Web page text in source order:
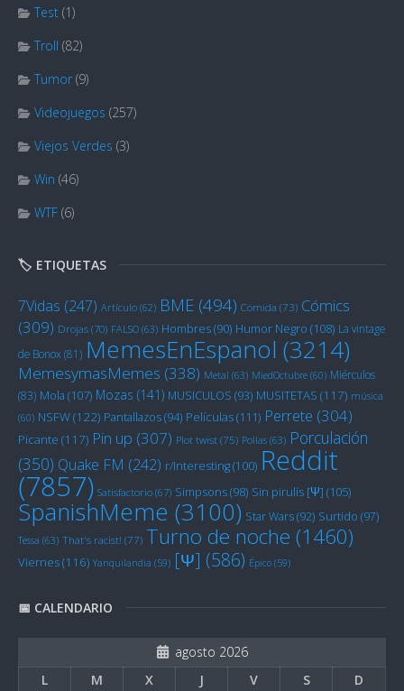
Test (1)
Troll (82)
Tumor (9)
Videojuegos (257)
Viejos Verdes (3)
Win (46)
WTF (6)
🏷️ ETIQUETAS
7Vidas (247) Artículo (62) BME (494) Comida (73) Cómics
(309) Drojas (70) FALSO (63) Hombres(90) Humor Negro (108) La vintage
de Bonox(81) MemesEnEspanol (3214)
MemesymasMemes (338) Metal (63) MiedOctubre (60) Miérculos
(83) Mola (107) Mozas (141) MUSICULOS (93) MUSITETAS (117) música
(60) NSFW(122) Pantallazos(94) Películas(111) Perrete (304)
Picante (117) Pin up (307) Plot twist (75) Pollas (63) Porculación
(350) Quake FM (242) r/Interesting(100) Reddit
(7857) Satisfactorio (67) Simpsons(98) Sin pirulís [Ψ] (105)
SpanishMeme (3100) Star Wars(92) Surtido (97)
Tessa (63) That's racist! (77) Turno de noche (1460)
Viernes(116) Yanquilandia (59) [Ψ] (586) Épico (59)
📅 CALENDARIO
agosto 2026
L
M X J V S D